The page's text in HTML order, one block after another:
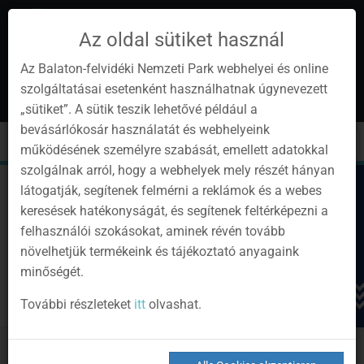
Instagram
YoutubeFacebookProgramok
Newsletter
de
Toggle
cart
Toggle
navigation
Anmelden
Az oldal sütiket használ
Az Balaton-felvidéki Nemzeti Park webhelyei és online
szolgáltatásai esetenként használhatnak úgynevezett
„sütiket”. A sütik teszik lehetővé például a
bevásárlókosár használatát és webhelyeink
működésének személyre szabását, emellett adatokkal
szolgálnak arról, hogy a webhelyek mely részét hányan
látogatják, segítenek felmérni a reklámok és a webes
keresések hatékonyságát, és segítenek feltérképezni a
felhasználói szokásokat, aminek révén tovább
növelhetjük termékeink és tájékoztató anyagaink
minőségét.
További részleteket ittolvashat.